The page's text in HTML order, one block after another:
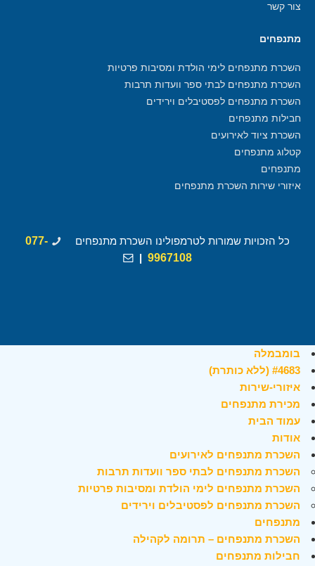
צור קשר
מתנפחים
השכרת מתנפחים לימי הולדת ומסיבות פרטיות
השכרת מתנפחים לבתי ספר וועדות תרבות
השכרת מתנפחים לפסטיבלים וירידים
חבילות מתנפחים
השכרת ציוד לאירועים
קטלוג מתנפחים
מתנפחים
איזורי שירות השכרת מתנפחים
כל הזכויות שמורות לטרמפולינו השכרת מתנפחים
077-
9967108
|
בומבמלה
#4683 (ללא כותרת)
איזורי-שירות
מכירת מתנפחים
עמוד הבית
אודות
השכרת מתנפחים לאירועים
השכרת מתנפחים לבתי ספר וועדות תרבות
השכרת מתנפחים לימי הולדת ומסיבות פרטיות
השכרת מתנפחים לפסטיבלים וירידים
מתנפחים
השכרת מתנפחים – תרומה לקהילה
חבילות מתנפחים